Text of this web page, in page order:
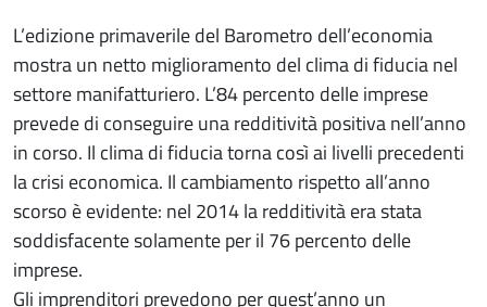
L’edizione primaverile del Barometro dell’economia
mostra un netto miglioramento del clima di fiducia nel
settore manifatturiero. L’84 percento delle imprese
prevede di conseguire una redditività positiva nell’anno
in corso. Il clima di fiducia torna così ai livelli precedenti
la crisi economica. Il cambiamento rispetto all’anno
scorso è evidente: nel 2014 la redditività era stata
soddisfacente solamente per il 76 percento delle
imprese.
Gli imprenditori prevedono per quest’anno un